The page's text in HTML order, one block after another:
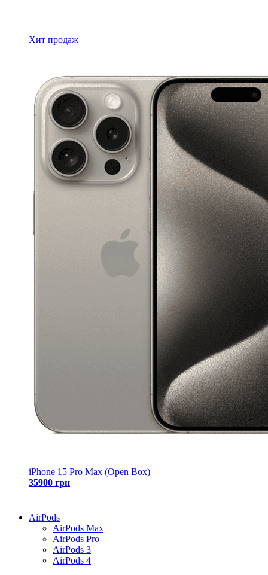
Хит продаж
iPhone 15 Pro Max (Open Box)
35900 грн
AirPods
AirPods Max
AirPods Pro
AirPods 3
AirPods 4